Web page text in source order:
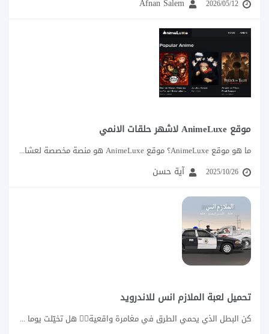
2026/05/12
Afnan Salem
موقع AnimeLuxe لاشهر حلقات الانمي
ما هو موقع AnimeLuxe؟ موقع AnimeLuxe هو منصة مخصصة لعشاق الأنمي، تتيح لك مشاهدة...
2025/10/26 آية حسن
تحميل لعبة الملازم انس للاندرويد
كن البطل الذي يحمي الطرق في مغامرة واقعية👮‍♂️ هل تخيّلت يوما أن تكون رجل...